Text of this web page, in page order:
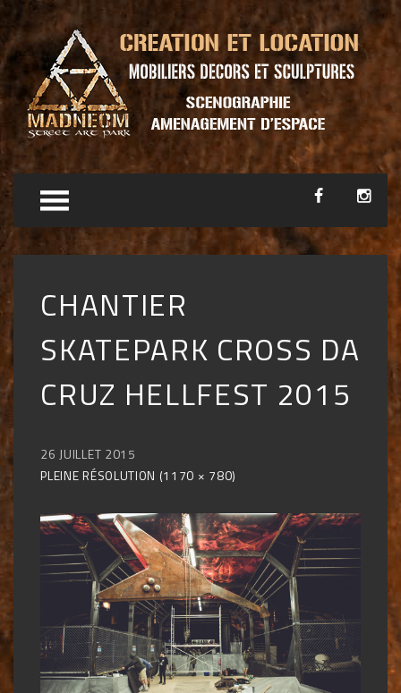
CHANTIER
SKATEPARK CROSS DA
CRUZ HELLFEST 2015
26 JUILLET 2015
PLEINE RÉSOLUTION (1170 × 780)